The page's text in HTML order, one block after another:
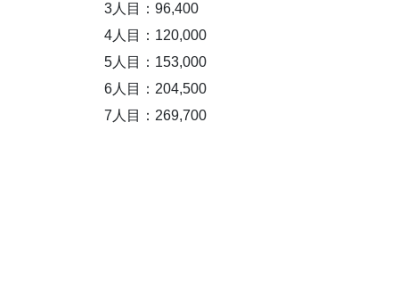
3人目：96,400
4人目：120,000
5人目：153,000
6人目：204,500
7人目：269,700